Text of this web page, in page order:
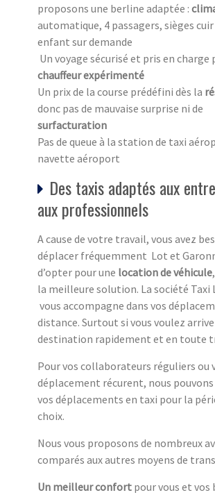
proposons une berline adaptée :
automatique, 4 passagers, sièges
enfant sur demande
Un voyage sécurisé et pris en charge
chauffeur expérimenté
Un prix de la course prédéfini dès la
donc pas de mauvaise surprise ni de
surfacturation
Pas de queue à la station de taxi
navette aéroport
Des taxis adaptés aux
aux professionnels
A cause de votre travail, vous avez
déplacer fréquemment Lot et
d’opter pour une location de véhicule
la meilleure solution. La société Taxi
vous accompagne dans vos
distance. Surtout si vous voulez
destination rapidement et en toute
Pour vos collaborateurs réguliers ou
déplacement récurent, nous
vos déplacements en taxi pour la
choix.
Nous vous proposons de nombreux
comparés aux autres moyens de
Un meilleur confort pour vous et vos